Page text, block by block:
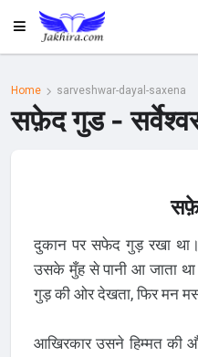
Home sarveshwar-dayal-saxena
सफ़ेद गुड -
दुकान पर सफेद गुड़ रखा
उसके मुँह से पानी आ जाता
गुड़ की ओर देखता, फिर मन
आखिरकार उसने हिम्मत की